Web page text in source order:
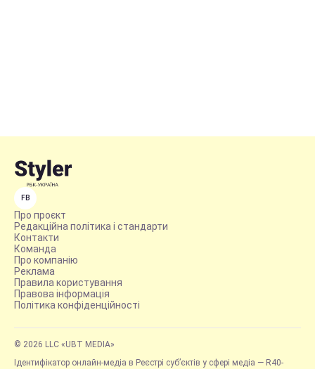
FB
Про проєкт
Редакційна політика і стандарти
Контакти
Команда
Про компанію
Реклама
Правила користування
Правова інформація
Політика конфіденційності
© 2026 LLC «UBT MEDIA»
Ідентифікатор онлайн-медіа в Реєстрі суб’єктів у сфері медіа — R40-